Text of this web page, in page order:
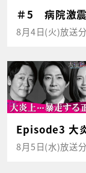
＃5 病院激
8月4日(火)放送分
Episode3 大
8月5日(水)放送分